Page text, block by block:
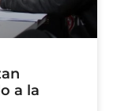
a la